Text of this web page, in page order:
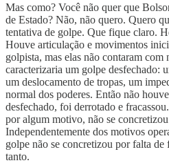
Mas como? Você não quer que
de Estado? Não, não quero. Quero
tentativa de golpe. Que fique claro.
Houve articulação e movimentos
golpista, mas elas não contaram com
caracterizaria um golpe desfechado:
um deslocamento de tropas, um
normal dos poderes. Então não
desfechado, foi derrotado e
por algum motivo, não se
Independentemente dos motivos
golpe não se concretizou por falta
tanto.